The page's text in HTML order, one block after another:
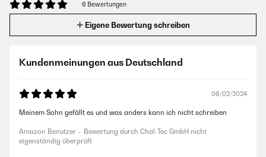
6 Bewertungen
Eigene Bewertung schreiben
Kundenmeinungen aus Deutschland
06/02/2024
Meinem Sohn gefällt es und was anders kann ich nicht schreiben
Amazon Benutzer – Bewertung durch Chal-Tec GmbH nicht
eigenständig überprüft